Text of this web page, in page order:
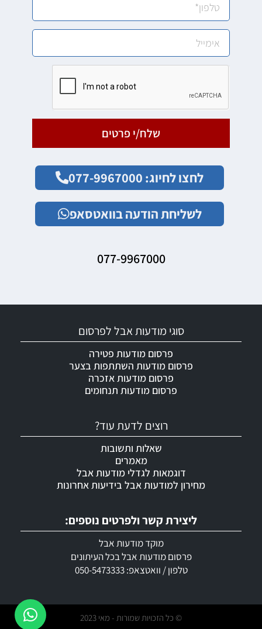
שלח/י פרטים
לחצו לחיוג: 077-9967000
לשליחת הודעה בוואטסאפ
077-9967000
ליצירת קשר ולפרטים נוספים:
מוקד מודעות אבל
פרסום מודעות אבל בכל העיתונים
טלפון / וואטצאפ: 050-5473333
רוצים לדעת עוד?
שאלות ותשובות
מאמרים
דוגמאות לגדלי מודעות אבל
מחירון למודעות אבל בידיעות אחרונות
סוגי מודעות אבל לפרסום
פרסום מודעות פטירה
פרסום מודעות השתתפות בצער
פרסום מודעות אזכרה
פרסום מודעות תנחומים
© כל הזכויות שמורות - מאי 2023